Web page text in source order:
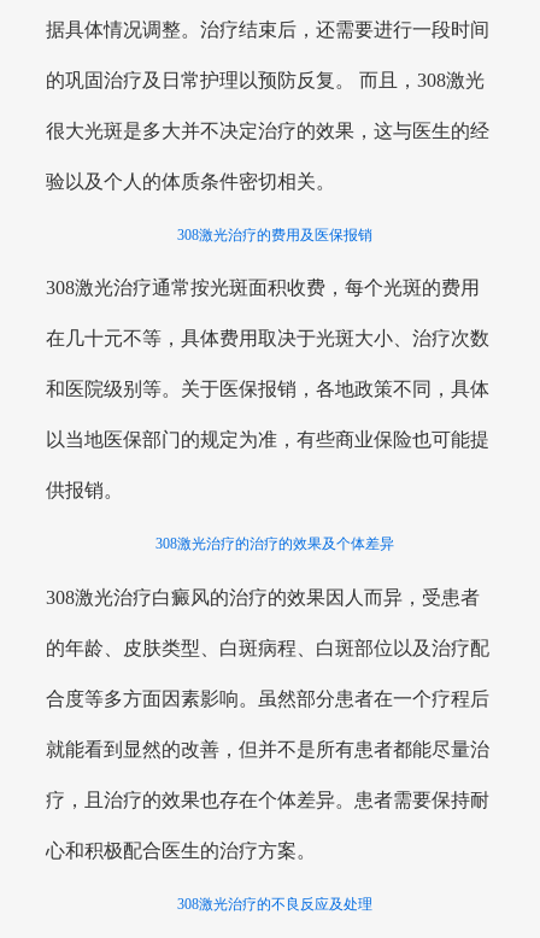
据具体情况调整。治疗结束后，还需要进行一段时间
的巩固治疗及日常护理以预防反复。 而且，308激光
很大光斑是多大并不决定治疗的效果，这与医生的经
验以及个人的体质条件密切相关。
308激光治疗的费用及医保报销
308激光治疗通常按光斑面积收费，每个光斑的费用
在几十元不等，具体费用取决于光斑大小、治疗次数
和医院级别等。关于医保报销，各地政策不同，具体
以当地医保部门的规定为准，有些商业保险也可能提
供报销。
308激光治疗的治疗的效果及个体差异
308激光治疗白癜风的治疗的效果因人而异，受患者
的年龄、皮肤类型、白斑病程、白斑部位以及治疗配
合度等多方面因素影响。虽然部分患者在一个疗程后
就能看到显然的改善，但并不是所有患者都能尽量治
疗，且治疗的效果也存在个体差异。患者需要保持耐
心和积极配合医生的治疗方案。
308激光治疗的不良反应及处理